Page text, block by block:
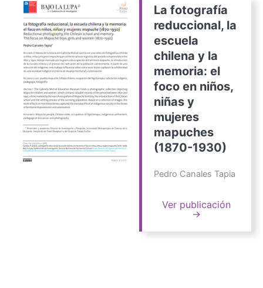
La fotografía
reduccional, la
escuela
chilena y la
memoria: el
foco en niños,
niñas y
mujeres
mapuches
(1870-1930)
Pedro Canales Tapia
Ver publicación
→